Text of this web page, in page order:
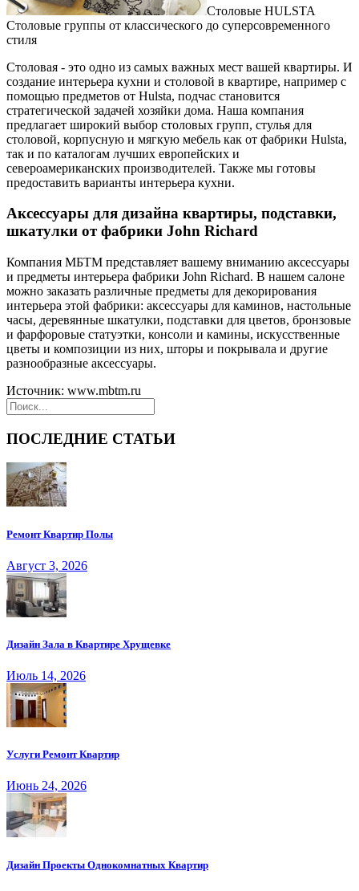
Столовые HULSTA
Столовые группы от классического до суперсовременного
стиля
Столовая - это одно из самых важных мест вашей квартиры. И
создание интерьера кухни и столовой в квартире, например с
помощью предметов от Hulsta, подчас становится
стратегической задачей хозяйки дома. Наша компания
предлагает широкий выбор столовых групп, стулья для
столовой, корпусную и мягкую мебель как от фабрики Hulsta,
так и по каталогам лучших европейских и
североамериканских производителей. Также мы готовы
предоставить варианты интерьера кухни.
Аксессуары для дизайна квартиры, подставки,
шкатулки от фабрики John Richard
Компания МБТМ представляет вашему вниманию аксессуары
и предметы интерьера фабрики John Richard. В нашем салоне
можно заказать различные предметы для декорирования
интерьера этой фабрики: аксессуары для каминов, настольные
часы, деревянные шкатулки, подставки для цветов, бронзовые
и фарфоровые статуэтки, консоли и камины, искусственные
цветы и композиции из них, шторы и покрывала и другие
разнообразные аксессуары.
Источник: www.mbtm.ru
ПОСЛЕДНИЕ СТАТЬИ
Ремонт Квартир Полы
Август 3, 2026
Дизайн Зала в Квартире Хрущевке
Июль 14, 2026
Услуги Ремонт Квартир
Июнь 24, 2026
Дизайн Проекты Однокомнатных Квартир